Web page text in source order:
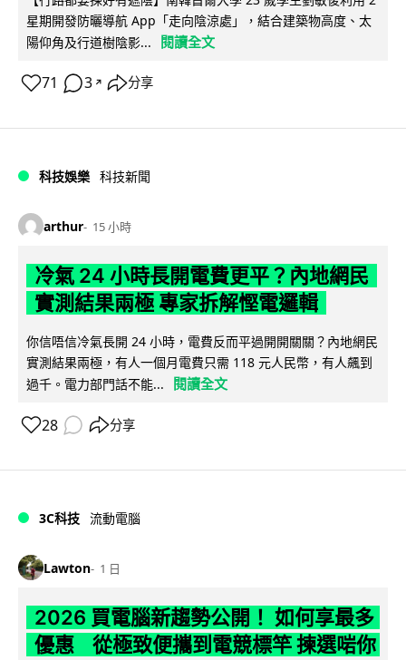
星期開發防曬導航 App「走向陰涼處」，結合建築物高度、太
陽仰角及行道樹陰影...
閱讀全文
71 3 ↗ 分享
科技娛樂 科技新聞
arthur 15 小時
冷氣 24 小時長開電費更平？內地網民
實測結果兩極 專家拆解慳電邏輯
你信唔信冷氣長開 24 小時，電費反而平過開開關關？內地網民
實測結果兩極，有人一個月電費只需 118 元人民幣，有人飆到
過千。電力部門話不能...
閱讀全文
28 分享
3C科技 流動電腦
Lawton 1 日
2026 買電腦新趨勢公開！ 如何享最多
優惠 從極致便攜到電競標竿 揀選啱你